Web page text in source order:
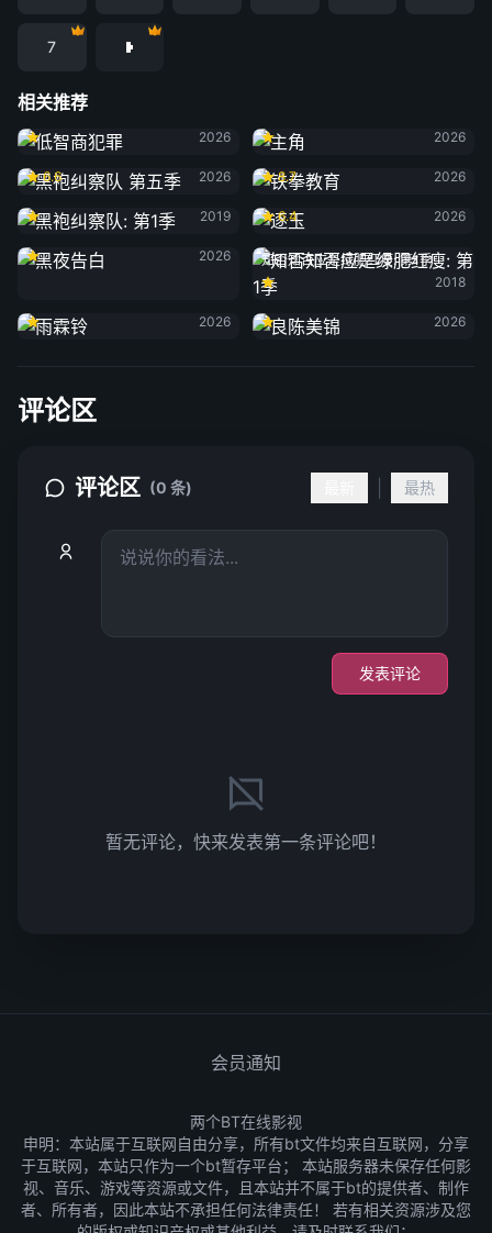
7
相关推荐
低智商犯罪
2026
2026
黑袍纠察队 第五季
6.6
2026
铁拳教育
8.7
2026
黑袍纠察队: 第1季
2019
逐玉
6.4
2026
黑夜告白
2026
知否知否应是绿肥红瘦: 第1季
2018
2026
良陈美锦
2026
评论区
评论区 (0 条) 最热
发表评论
暂无评论，快来发表第一条评论吧！
会员通知
两个BT在线影视
申明：本站属于互联网自由分享，所有bt文件均来自互联网，分享
于互联网，本站只作为一个bt暂存平台； 本站服务器未保存任何影
视、音乐、游戏等资源或文件，且本站并不属于bt的提供者、制作
者、所有者，因此本站不承担任何法律责任！ 若有相关资源涉及您